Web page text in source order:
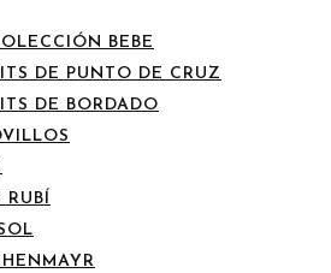
BEBE
DE PUNTO DE CRUZ
DE BORDADO
RUBÍ